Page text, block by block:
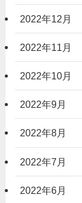
2022年12月
2022年11月
2022年10月
2022年9月
2022年8月
2022年7月
2022年6月